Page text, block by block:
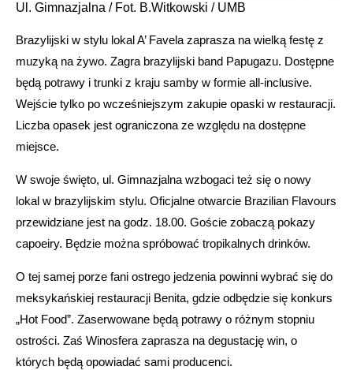
Ul. Gimnazjalna / Fot. B.Witkowski / UMB
Brazylijski w stylu lokal A’ Favela zaprasza na wielką festę z
muzyką na żywo. Zagra brazylijski band Papugazu. Dostępne
będą potrawy i trunki z kraju samby w formie all-inclusive.
Wejście tylko po wcześniejszym zakupie opaski w restauracji.
Liczba opasek jest ograniczona ze względu na dostępne
miejsce.
W swoje święto, ul. Gimnazjalna wzbogaci też się o nowy
lokal w brazylijskim stylu. Oficjalne otwarcie Brazilian Flavours
przewidziane jest na godz. 18.00. Goście zobaczą pokazy
capoeiry. Będzie można spróbować tropikalnych drinków.
O tej samej porze fani ostrego jedzenia powinni wybrać się do
meksykańskiej restauracji Benita, gdzie odbędzie się konkurs
„Hot Food”. Zaserwowane będą potrawy o różnym stopniu
ostrości. Zaś Winosfera zaprasza na degustację win, o
których będą opowiadać sami producenci.